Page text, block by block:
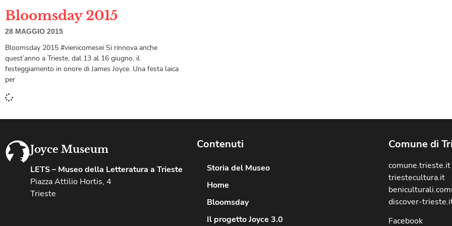
Bloomsday 2015
28 MAGGIO 2015
Bloomsday 2015 #vienicomesei Si rinnova anche
quest’anno a Trieste, dal 13 al 16 giugno, il
festeggiamento in onore di James Joyce. Una festa laica
per
Joyce Museum
LETS – Museo della Letteratura a Trieste
Piazza Attilio Hortis, 4
Trieste
Contenuti
Storia del Museo
Home
Bloomsday
Il progetto Joyce 3.0
Comune di
comune.trieste.it
triestecultura.it
discover-
Facebook